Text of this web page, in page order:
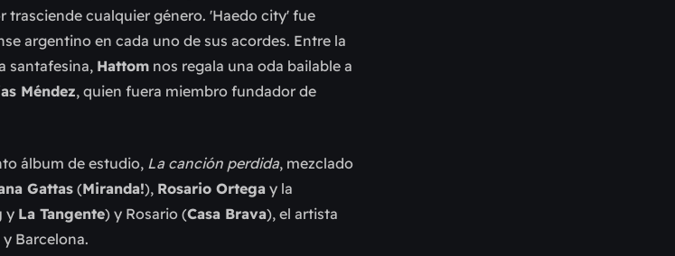
cualquier género. 'Haedo city' fue
argentino en cada uno de sus acordes. Entre la
santafesina, Hattom nos regala una oda bailable a
Méndez, quien fuera miembro fundador de
álbum de estudio, La canción perdida, mezclado
Gattas(Miranda!), Rosario Ortega y la
y La Tangente) y Rosario (Casa Brava), el artista
Barcelona.